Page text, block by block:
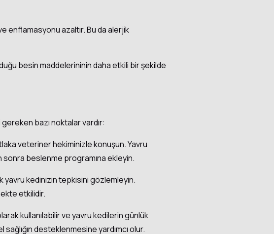
enflamasyonu azaltır. Bu da alerjik
besin maddelerininin daha etkili bir şekilde
bazı noktalar vardır:
veteriner hekiminizle konuşun. Yavru
beslenme programına ekleyin.
yavru kedinizin tepkisini gözlemleyin.
etkilidir.
kullanılabilir ve yavru kedilerin günlük
desteklenmesine yardımcı olur.